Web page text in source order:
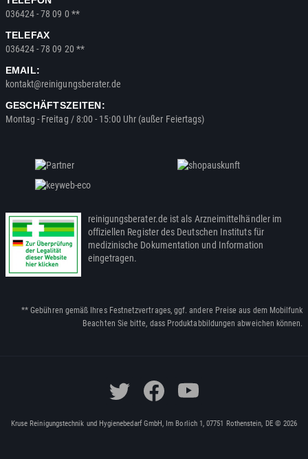
036424 - 78 09 0 **
TELEFAX
036424 - 78 09 20 **
EMAIL:
kontakt@reinigungsberater.de
GESCHÄFTSZEITEN:
Montag - Freitag / 8:00 - 15:00 Uhr (außer Feiertags)
reinigungsberater.de ist als Arzneimittelhändler im
offiziellen Register des Deutschen Instituts für
medizinische Dokumentation und Information
eingetragen.
** Gebühren gemäß Ihres Festnetzvertrages, ggf. andere Preise aus dem Mobilfunk
Beachten Sie bitte, dass Produktabbildungen abweichen können.
Kruse Reinigungstechnik und Hygienebedarf GmbH, Im Borlich 1, 07751 Rothenstein, DE © 2026